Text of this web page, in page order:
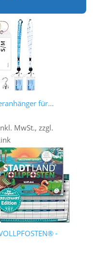
für...
MwSt., zzgl.
-